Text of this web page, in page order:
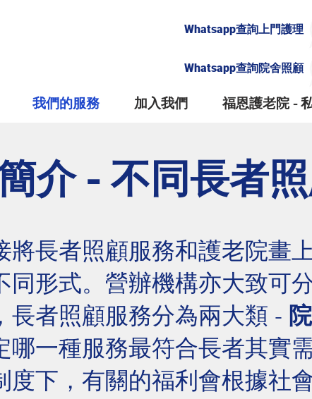
Whatsapp查詢上門護理
Whatsapp查詢院舍照顧
我們的服務 加入我們 福恩護老院 -
介 - 不同長者
將長者照顧服務和護老院畫
同形式。營辦機構亦大致可
長者照顧服務分為兩大類 -
哪一種服務最符合長者其實
度下，有關的福利會根據社